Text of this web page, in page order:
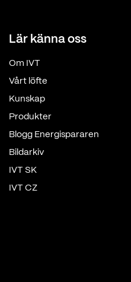
Lär känna oss
Om IVT
Vårt löfte
Kunskap
Produkter
Blogg Energispararen
Bildarkiv
IVT SK
IVT CZ